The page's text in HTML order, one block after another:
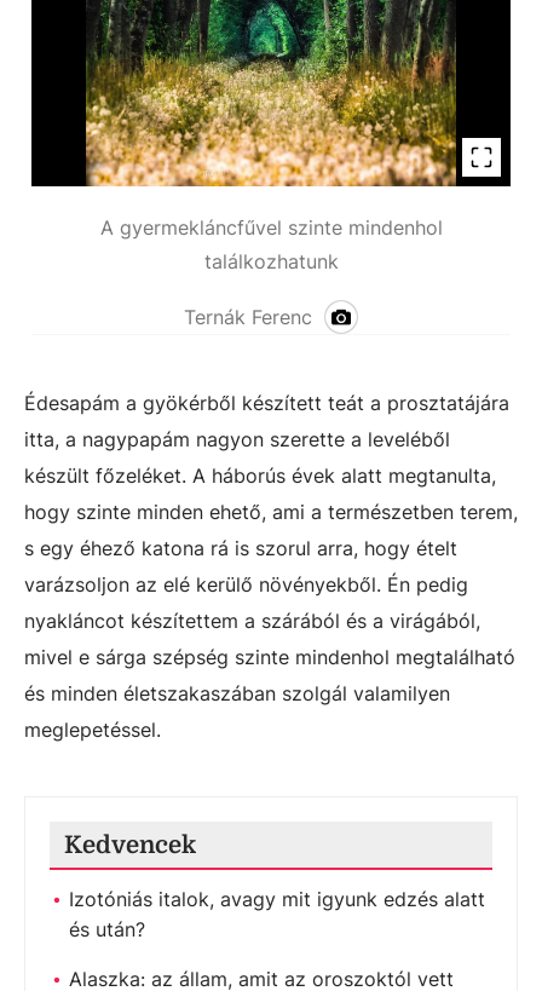
A gyermekláncfűvel szinte mindenhol
találkozhatunk
Ternák Ferenc
Édesapám a gyökérből készített teát a prosztatájára
itta, a nagypapám nagyon szerette a leveléből
készült főzeléket. A háborús évek alatt megtanulta,
hogy szinte minden ehető, ami a természetben terem,
s egy éhező katona rá is szorul arra, hogy ételt
varázsoljon az elé kerülő növényekből. Én pedig
nyakláncot készítettem a szárából és a virágából,
mivel e sárga szépség szinte mindenhol megtalálható
és minden életszakaszában szolgál valamilyen
meglepetéssel.
Kedvencek
Izotóniás italok, avagy mit igyunk edzés alatt
és után?
Alaszka: az állam, amit az oroszoktól vett